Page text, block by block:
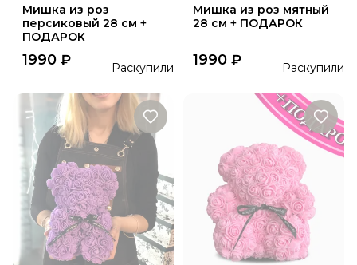
Мишка из роз
персиковый 28 см +
ПОДАРОК
1990 ₽ Раскупили
Мишка из роз мятный
28 см + ПОДАРОК
1990 ₽ Раскупили